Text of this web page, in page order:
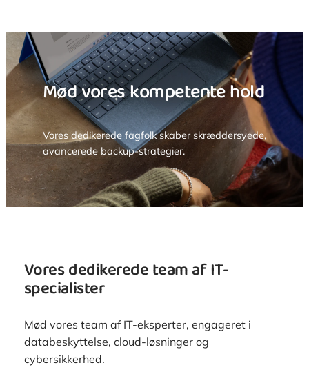
til
indhold
Mød vores kompetente hold
Vores dedikerede fagfolk skaber skræddersyede,
avancerede backup-strategier.
Vores dedikerede team af IT-
specialister
Mød vores team af IT-eksperter, engageret i
databeskyttelse, cloud-løsninger og
cybersikkerhed.